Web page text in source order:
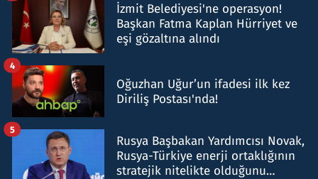
İzmit Belediyesi'ne operasyon!
Başkan Fatma Kaplan Hürriyet ve
eşi gözaltına alındı
Oğuzhan Uğur’un ifadesi ilk kez
Diriliş Postası'nda!
4
Rusya Başbakan Yardımcısı Novak,
Rusya-Türkiye enerji ortaklığının
stratejik nitelikte olduğunu
5